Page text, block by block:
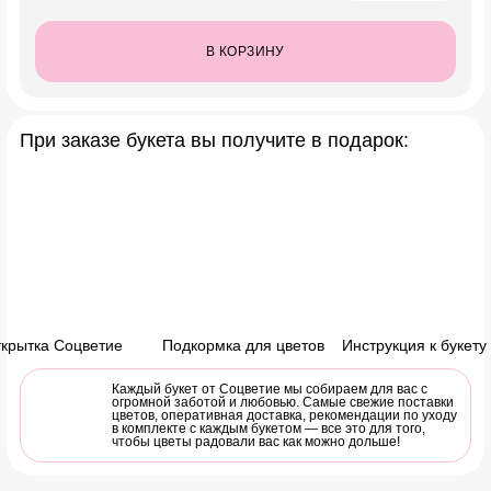
В КОРЗИНУ
При заказе букета вы получите в подарок:
Соцветие Подкормка для цветов Инструкция к букету
Каждый букет от Соцветие мы собираем для вас с
огромной заботой и любовью. Самые свежие поставки
цветов, оперативная доставка, рекомендации по уходу
в комплекте с каждым букетом — все это для того,
чтобы цветы радовали вас как можно дольше!